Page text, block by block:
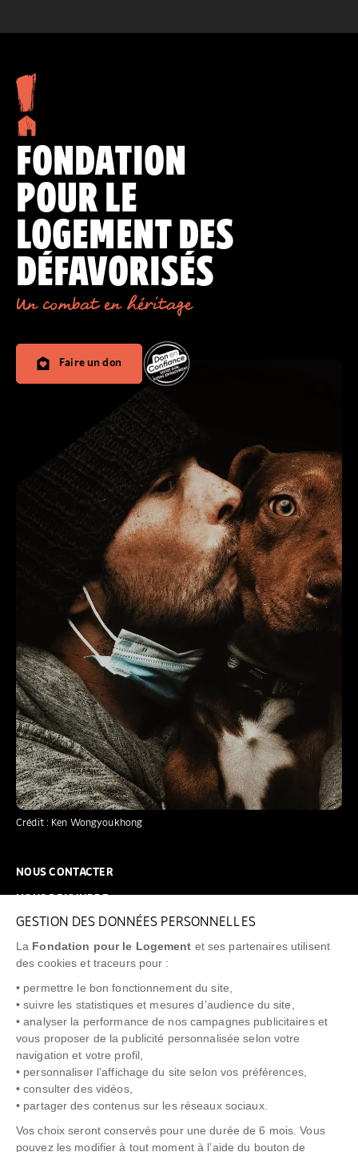
GESTION DES DONNÉES PERSONNELLES
La Fondation pour le Logement et ses partenaires utilisent
des cookies et traceurs pour :
• permettre le bon fonctionnement du site,
• suivre les statistiques et mesures d’audience du site,
• analyser la performance de nos campagnes publicitaires et
vous proposer de la publicité personnalisée selon votre
navigation et votre profil,
• personnaliser l’affichage du site selon vos préférences,
• consulter des vidéos,
• partager des contenus sur les réseaux sociaux.
Vos choix seront conservés pour une durée de 6 mois. Vous
pouvez les modifier à tout moment à l’aide du bouton de
Crédit : Ken Wongyoukhong
FONDATION
POUR LE
LOGEMENT DES
DÉFAVORISÉS
Un combat en héritage
Faire un don
NOUS CONTACTER
NOUS REJOINDRE
FAQ
NEWSLETTER
"Allô Prévention Expulsion" 0805 299 049